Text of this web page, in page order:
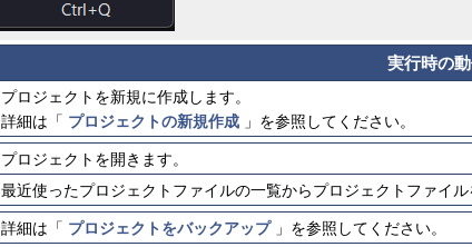
実行時の
プロジェクトを新規に作成します。
詳細は「 プロジェクトの新規作成 」を参照してください。
プロジェクトを開きます。
最近使ったプロジェクトファイルの一覧からプロジェクトファイル
詳細は「 プロジェクトをバックアップ」を参照してください。